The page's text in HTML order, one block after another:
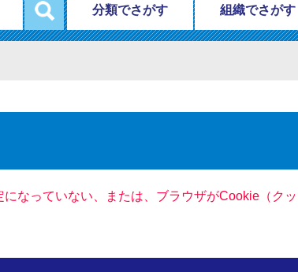
分類でさがす 組織でさがす
なっていない、または、ブラウザがCookie（ク